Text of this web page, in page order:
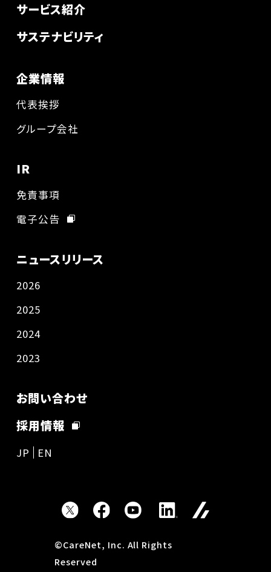
サービス紹介
サステナビリティ
企業情報
代表挨拶
グループ会社
IR
免責事項
電子公告
ニュースリリース
2026
2025
2024
2023
お問い合わせ
採用情報
JP EN
©CareNet, Inc. All Rights
Reserved